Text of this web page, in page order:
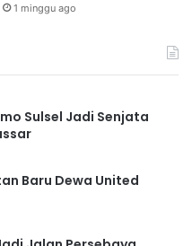
1 minggu ago
Sulsel Jadi Senjata
Baru Dewa United